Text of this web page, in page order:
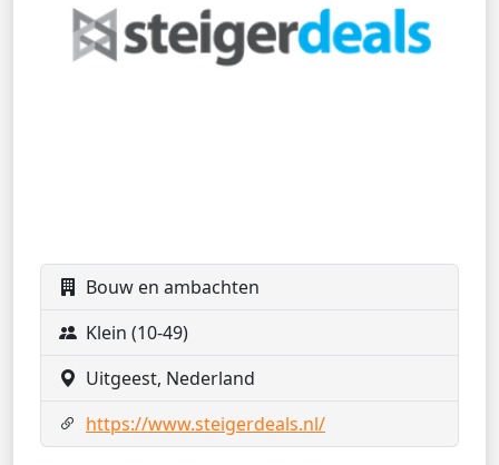
Bouw en ambachten
Klein (10-49)
Uitgeest, Nederland
https://www.steigerdeals.nl/